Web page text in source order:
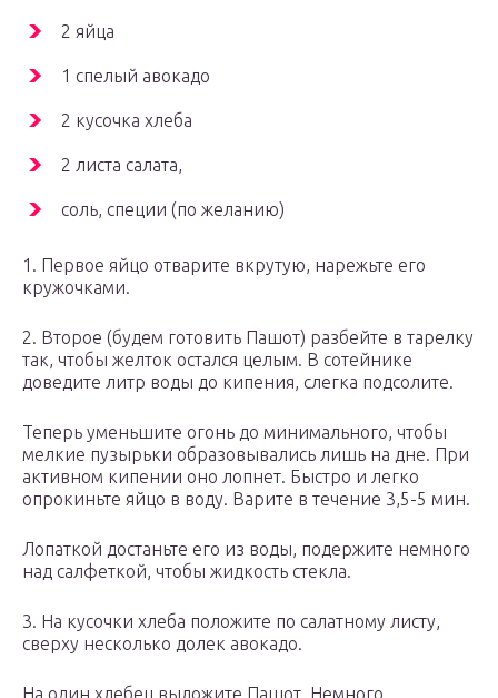
2 яйца
1 спелый авокадо
2 кусочка хлеба
2 листа салата,
соль, специи (по желанию)
1. Первое яйцо отварите вкрутую, нарежьте его
кружочками.
2. Второе (будем готовить Пашот) разбейте в тарелку
так, чтобы желток остался целым. В сотейнике
доведите литр воды до кипения, слегка подсолите.
Теперь уменьшите огонь до минимального, чтобы
мелкие пузырьки образовывались лишь на дне. При
активном кипении оно лопнет. Быстро и легко
опрокиньте яйцо в воду. Варите в течение 3,5-5 мин.
Лопаткой достаньте его из воды, подержите немного
над салфеткой, чтобы жидкость стекла.
3. На кусочки хлеба положите по салатному листу,
сверху несколько долек авокадо.
На один хлебец выложите Пашот. Немного